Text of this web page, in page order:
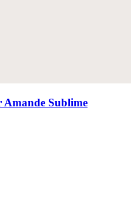
Sublime